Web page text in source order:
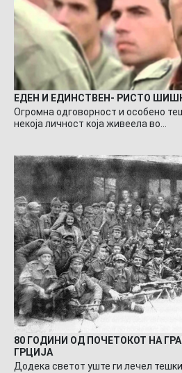
ЕДЕН И ЕДИНСТВЕН- РИСТО
Огромна одговорност и особено
некоја личност која живеела во…
80 ГОДИНИ ОД ПОЧЕТОКОТ НА
ГРЦИЈА
Додека светот уште ги лечел